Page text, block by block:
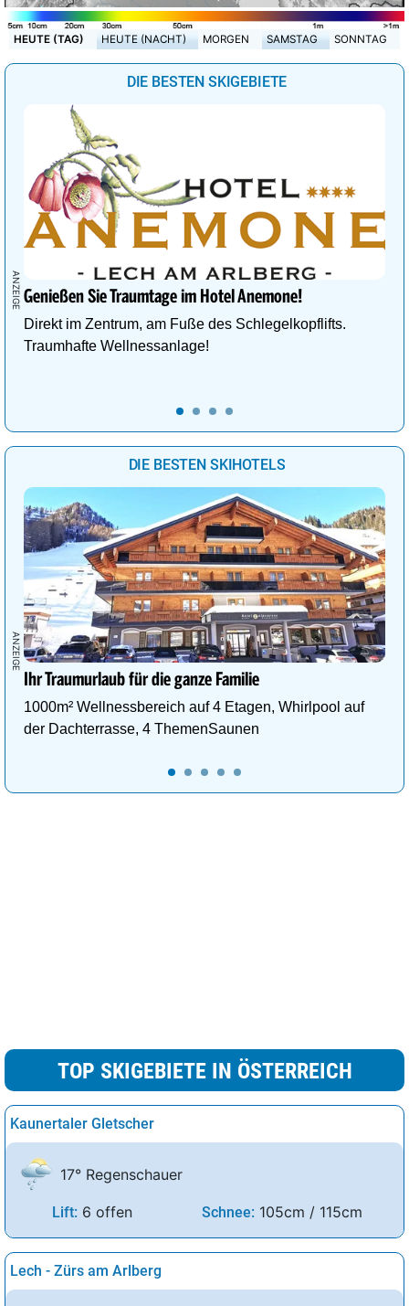
HEUTE (TAG) HEUTE (NACHT) MORGEN SAMSTAG SONNTAG
DIE BESTEN SKIGEBIETE
Genießen Sie Traumtage im Hotel Anemone!
Direkt im Zentrum, am Fuße des Schlegelkopflifts.
Traumhafte Wellnessanlage!
DIE BESTEN SKIHOTELS
Ihr Traumurlaub für die ganze Familie
1000m² Wellnessbereich auf 4 Etagen, Whirlpool auf
der Dachterrasse, 4 ThemenSaunen
TOP SKIGEBIETE IN ÖSTERREICH
Kaunertaler Gletscher
17° Regenschauer
Lift: 6 offen Schnee: 105cm / 115cm
Lech - Zürs am Arlberg